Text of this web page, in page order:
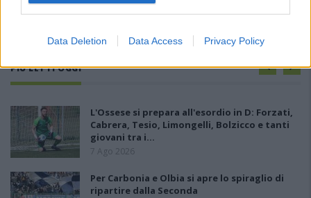
Data Deletion Data Access Privacy Policy
PIÙ LETTI OGGI
L'Ossese si prepara all'esordio in D: Forzati,
Cabrera, Tesio, Limongelli, Bolzicco e tanti
giovani tra i…
7 Ago 2026
Per Carbonia e Olbia si apre lo spiraglio di
ripartire dalla Seconda